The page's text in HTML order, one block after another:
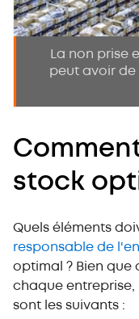
La non prise
peut avoir de
stock
Quels éléments
responsable de
optimal ? Bien que
chaque entreprise,
sont les suivants :